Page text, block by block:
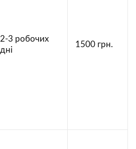
2-3 робочих
дні
1500 грн.